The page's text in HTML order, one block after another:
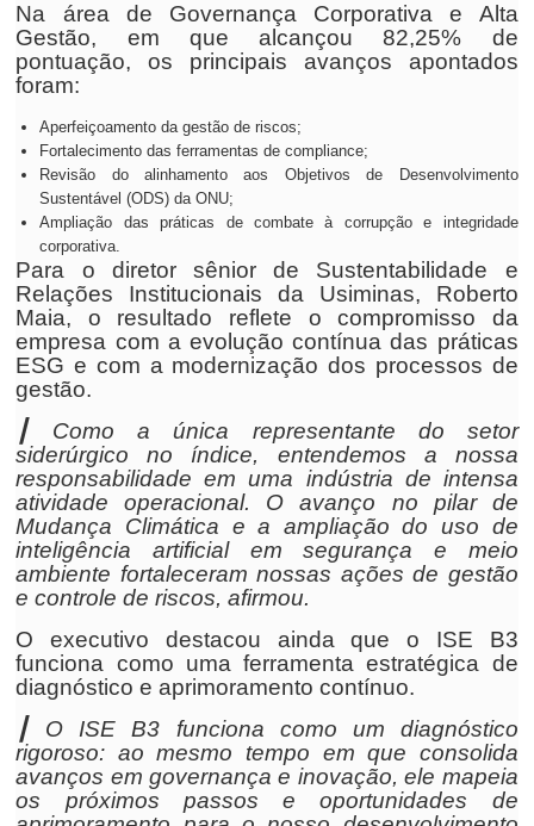
Na área de Governança Corporativa e Alta
Gestão, em que alcançou 82,25% de
pontuação, os principais avanços apontados
foram:
Aperfeiçoamento da gestão de riscos;
Fortalecimento das ferramentas de compliance;
Revisão do alinhamento aos Objetivos de Desenvolvimento
Sustentável (ODS) da ONU;
Ampliação das práticas de combate à corrupção e integridade
corporativa.
Para o diretor sênior de Sustentabilidade e
Relações Institucionais da Usiminas, Roberto
Maia, o resultado reflete o compromisso da
empresa com a evolução contínua das práticas
ESG e com a modernização dos processos de
gestão.
┃ Como a única representante do setor
siderúrgico no índice, entendemos a nossa
responsabilidade em uma indústria de intensa
atividade operacional. O avanço no pilar de
Mudança Climática e a ampliação do uso de
inteligência artificial em segurança e meio
ambiente fortaleceram nossas ações de gestão
e controle de riscos, afirmou.
O executivo destacou ainda que o ISE B3
funciona como uma ferramenta estratégica de
diagnóstico e aprimoramento contínuo.
┃ O ISE B3 funciona como um diagnóstico
rigoroso: ao mesmo tempo em que consolida
avanços em governança e inovação, ele mapeia
os próximos passos e oportunidades de